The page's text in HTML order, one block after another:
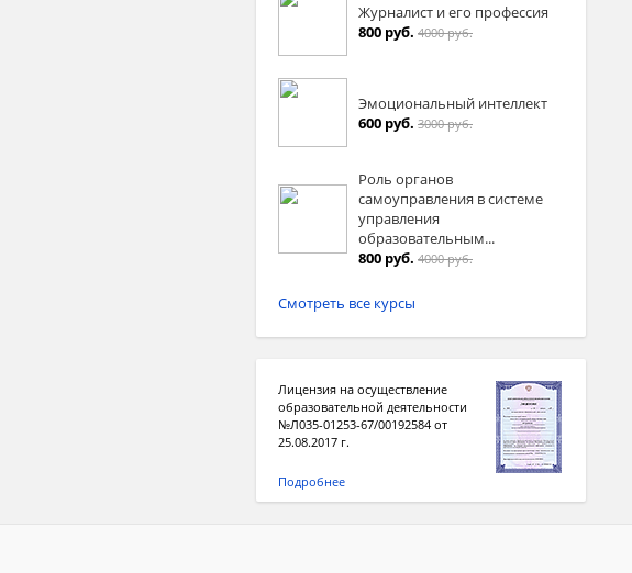
Журналист и его профессия
800 руб. 4000 руб.
Эмоциональный интеллект
600 руб. 3000 руб.
Роль органов
самоуправления в системе
управления
образовательным...
800 руб. 4000 руб.
Смотреть все курсы
Лицензия на осуществление
образовательной деятельности
№Л035-01253-67/00192584 от
25.08.2017 г.
Подробнее